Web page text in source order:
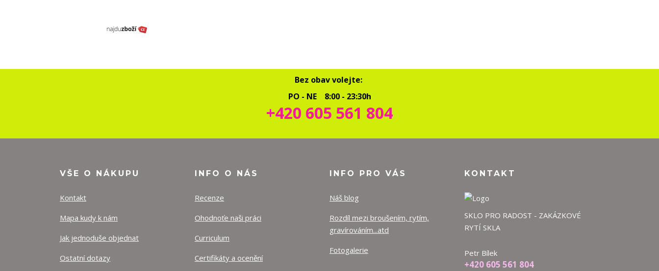
Bez obav volejte:
PO - NE 8:00 - 23:30h
+420 605 561 804
VŠE O NÁKUPU
Kontakt
Mapa kudy k nám
Jak jednoduše objednat
Ostatní dotazy
INFO O NÁS
Recenze
Ohodnoťe naši práci
Curriculum
Certifikáty a ocenění
INFO PRO VÁS
Náš blog
Rozdíl mezi broušením, rytím,
gravírováním...atd
Fotogalerie
KONTAKT
SKLO PRO RADOST - ZAKÁZKOVÉ
RYTÍ SKLA
Petr Bílek
+420 605 561 804